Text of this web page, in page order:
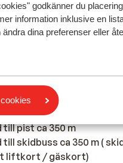
godkänner du
information inklusive en
dina preferenser eller
Vänner
centrum: ca 800 m
till pist ca 350 m
till skidbuss ca 350 m (
liftkort / gäskort)